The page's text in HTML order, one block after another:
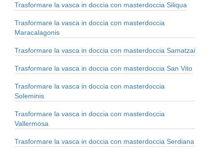
Trasformare la vasca in doccia con masterdoccia Siliqua
Trasformare la vasca in doccia con masterdoccia
Maracalagonis
Trasformare la vasca in doccia con masterdoccia Samatzai
Trasformare la vasca in doccia con masterdoccia San Vito
Trasformare la vasca in doccia con masterdoccia
Soleminis
Trasformare la vasca in doccia con masterdoccia
Vallermosa
Trasformare la vasca in doccia con masterdoccia Serdiana